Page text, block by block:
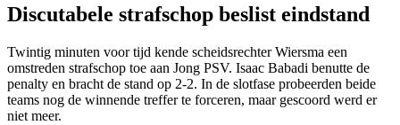
Discutabele strafschop beslist eindstand
Twintig minuten voor tijd kende scheidsrechter Wiersma een
omstreden strafschop toe aan Jong PSV. Isaac Babadi benutte de
penalty en bracht de stand op 2-2. In de slotfase probeerden beide
teams nog de winnende treffer te forceren, maar gescoord werd er
niet meer.